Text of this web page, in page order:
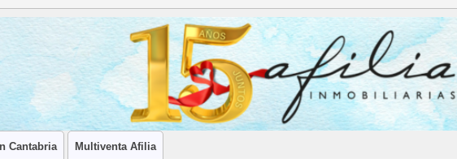
LOS PROFESIONALES INMOBILIARIOS DE CANTABRIA
Cantabria Multiventa Afilia